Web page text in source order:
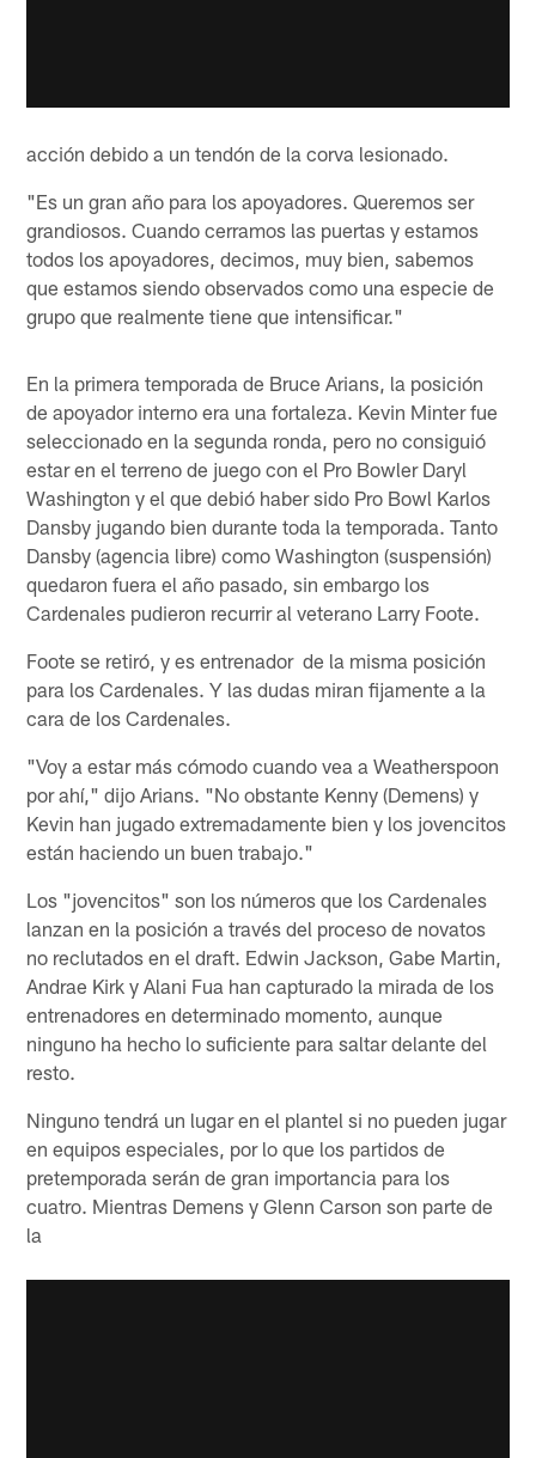
acción debido a un tendón de la corva lesionado.
"Es un gran año para los apoyadores. Queremos ser
grandiosos. Cuando cerramos las puertas y estamos
todos los apoyadores, decimos, muy bien, sabemos
que estamos siendo observados como una especie de
grupo que realmente tiene que intensificar."
En la primera temporada de Bruce Arians, la posición
de apoyador interno era una fortaleza. Kevin Minter fue
seleccionado en la segunda ronda, pero no consiguió
estar en el terreno de juego con el Pro Bowler Daryl
Washington y el que debió haber sido Pro Bowl Karlos
Dansby jugando bien durante toda la temporada. Tanto
Dansby (agencia libre) como Washington (suspensión)
quedaron fuera el año pasado, sin embargo los
Cardenales pudieron recurrir al veterano Larry Foote.
Foote se retiró, y es entrenador de la misma posición
para los Cardenales. Y las dudas miran fijamente a la
cara de los Cardenales.
"Voy a estar más cómodo cuando vea a Weatherspoon
por ahí," dijo Arians. "No obstante Kenny (Demens) y
Kevin han jugado extremadamente bien y los jovencitos
están haciendo un buen trabajo."
Los "jovencitos" son los números que los Cardenales
lanzan en la posición a través del proceso de novatos
no reclutados en el draft. Edwin Jackson, Gabe Martin,
Andrae Kirk y Alani Fua han capturado la mirada de los
entrenadores en determinado momento, aunque
ninguno ha hecho lo suficiente para saltar delante del
resto.
Ninguno tendrá un lugar en el plantel si no pueden jugar
en equipos especiales, por lo que los partidos de
pretemporada serán de gran importancia para los
cuatro. Mientras Demens y Glenn Carson son parte de
la